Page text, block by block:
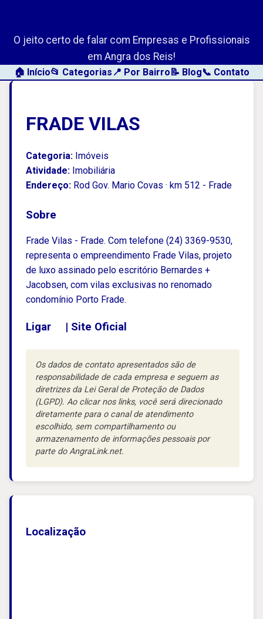
O jeito certo de falar com Empresas e Profissionais
em Angra dos Reis!
🏠 Início📂 Categorias 📍 Por Bairro📝 Blog📞 Contato
FRADE VILAS
Categoria: Imóveis
Atividade: Imobiliária
Endereço: Rod Gov. Mario Covas · km 512 - Frade
Sobre
Frade Vilas - Frade. Com telefone (24) 3369-9530,
representa o empreendimento Frade Vilas, projeto
de luxo assinado pelo escritório Bernardes +
Jacobsen, com vilas exclusivas no renomado
condomínio Porto Frade.
Ligar | Site Oficial
Os dados de contato apresentados são de
responsabilidade de cada empresa e seguem as
diretrizes da Lei Geral de Proteção de Dados
(LGPD). Ao clicar nos links, você será direcionado
diretamente para o canal de atendimento
escolhido, sem compartilhamento ou
armazenamento de informações pessoais por
parte do AngraLink.net.
Localização